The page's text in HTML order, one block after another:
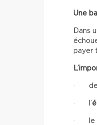
Une
Dans
payer
·
· l’
· le